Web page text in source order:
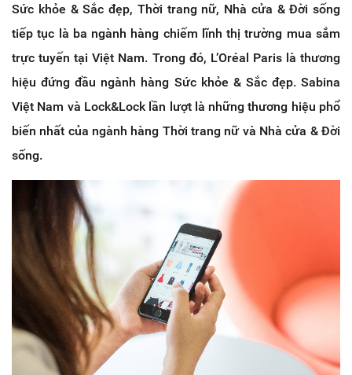
Sức khỏe & Sắc đẹp, Thời trang nữ, Nhà cửa & Đời sống
tiếp tục là ba ngành hàng chiếm lĩnh thị trường mua sắm
trực tuyến tại Việt Nam. Trong đó, L’Oréal Paris là thương
hiệu đứng đầu ngành hàng Sức khỏe & Sắc đẹp. Sabina
Việt Nam và Lock&Lock lần lượt là những thương hiệu phổ
biến nhất của ngành hàng Thời trang nữ và Nhà cửa & Đời
sống.